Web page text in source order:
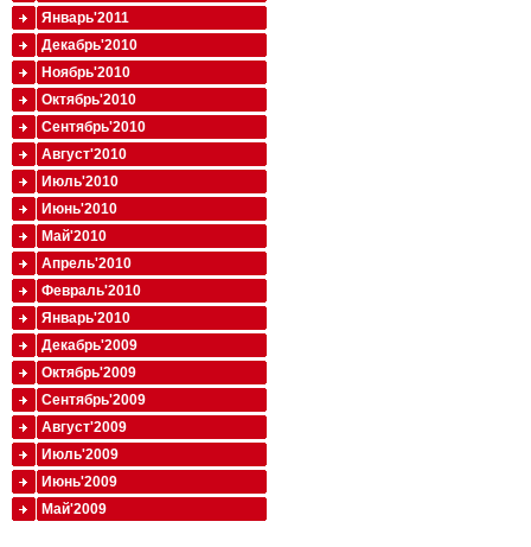
Январь'2011
Декабрь'2010
Ноябрь'2010
Октябрь'2010
Сентябрь'2010
Август'2010
Июль'2010
Июнь'2010
Май'2010
Апрель'2010
Февраль'2010
Январь'2010
Декабрь'2009
Октябрь'2009
Сентябрь'2009
Август'2009
Июль'2009
Июнь'2009
Май'2009